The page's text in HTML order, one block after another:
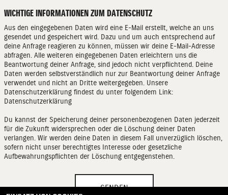
WICHTIGE INFORMATIONEN ZUM DATENSCHUTZ
Aus den eingegebenen Daten wird eine E-Mail erstellt, welche an uns
gesendet und gespeichert wird. Dazu und um auch entsprechend auf
deine Anfrage reagieren zu können, müssen wir deine E-Mail-Adresse
abfragen. Alle weiteren eingegebenen Daten erleichtern uns die
Beantwortung deiner Anfrage, sind jedoch nicht verpflichtend. Deine
Daten werden selbstverständlich nur zur Beantwortung deiner Anfrage
verwendet und nicht an Dritte weitergegeben. Unsere
Datenschutzerklärung findest du unter folgendem Link:
Datenschutzerklärung
Du kannst der Speicherung deiner personenbezogenen Daten jederzeit
für die Zukunft widersprechen oder die Löschung deiner Daten
verlangen. Wir werden deine Daten in diesem Fall unverzüglich löschen,
sofern nicht unser berechtigtes Interesse oder gesetzliche
Aufbewahrungspflichten der Löschung entgegenstehen.
SENDEN